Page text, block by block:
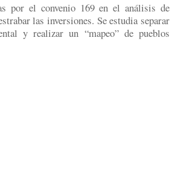
por el convenio 169 en el análisis de
las inversiones. Se estudia separar
y realizar un “mapeo” de pueblos